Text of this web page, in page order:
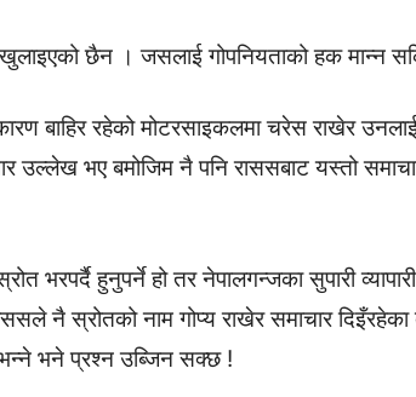
छैन । जसलाई गोपनियताको हक मान्न
बाहिर रहेको मोटरसाइकलमा चरेस राखेर
उल्लेख भए बमोजिम नै पनि राससबाट यस्तो
भरपर्दै हुनुपर्ने हो तर नेपालगन्जका सुपारी
नै स्रोतको नाम गोप्य राखेर समाचार दिइँरहेका
भने प्रश्न उब्जिन सक्छ !